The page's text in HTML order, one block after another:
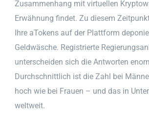
Zusammenhang mit virtuellen
Erwähnung findet. Zu diesem
Ihre aTokens auf der Plattform
Geldwäsche. Registrierte
unterscheiden sich die Antworten
Durchschnittlich ist die Zahl bei
hoch wie bei Frauen – und das in
weltweit.